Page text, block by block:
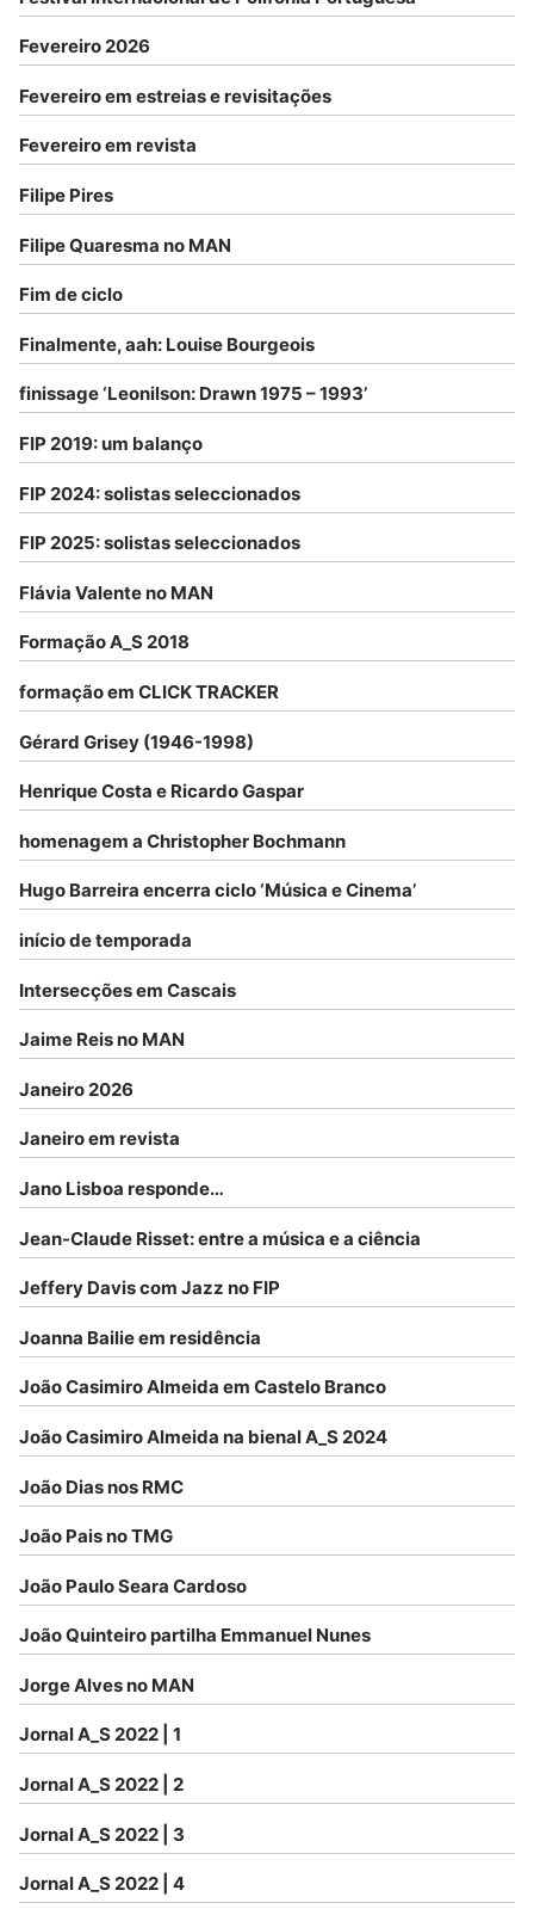
Fevereiro 2026
Fevereiro em estreias e revisitações
Fevereiro em revista
Filipe Pires
Filipe Quaresma no MAN
Fim de ciclo
Finalmente, aah: Louise Bourgeois
finissage ‘Leonilson: Drawn 1975 – 1993’
FIP 2019: um balanço
FIP 2024: solistas seleccionados
FIP 2025: solistas seleccionados
Flávia Valente no MAN
Formação A_S 2018
formação em CLICK TRACKER
Gérard Grisey (1946-1998)
Henrique Costa e Ricardo Gaspar
homenagem a Christopher Bochmann
Hugo Barreira encerra ciclo ‘Música e Cinema’
início de temporada
Intersecções em Cascais
Jaime Reis no MAN
Janeiro 2026
Janeiro em revista
Jano Lisboa responde…
Jean-Claude Risset: entre a música e a ciência
Jeffery Davis com Jazz no FIP
Joanna Bailie em residência
João Casimiro Almeida em Castelo Branco
João Casimiro Almeida na bienal A_S 2024
João Dias nos RMC
João Pais no TMG
João Paulo Seara Cardoso
João Quinteiro partilha Emmanuel Nunes
Jorge Alves no MAN
Jornal A_S 2022 | 1
Jornal A_S 2022 | 2
Jornal A_S 2022 | 3
Jornal A_S 2022 | 4